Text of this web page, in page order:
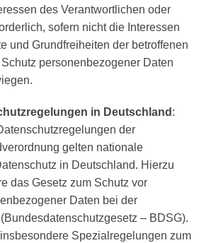
des Verantwortlichen oder
sofern nicht die Interessen
und Grundfreiheiten der betroffenen
personenbezogener Daten
in Deutschland :
der
gelten nationale
in Deutschland. Hierzu
das Gesetz zum Schutz vor
Daten bei der
– BDSG).
Spezialregelungen zum